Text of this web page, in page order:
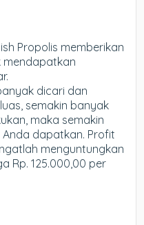
Propolis memberikan
mendapatkan
dicari dan
semakin banyak
maka semakin
dapatkan. Profit
menguntungkan
Rp. 125.000,00 per